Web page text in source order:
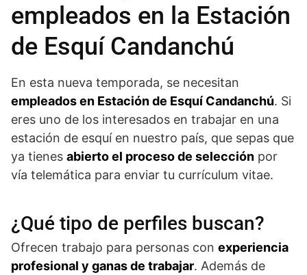
empleados en la Estación
de Esquí Candanchú
En esta nueva temporada, se necesitan
empleados en Estación de Esquí Candanchú. Si
eres uno de los interesados en trabajar en una
estación de esquí en nuestro país, que sepas que
ya tienes abierto el proceso de selección por
vía telemática para enviar tu currículum vitae.
¿Qué tipo de perfiles buscan?
Ofrecen trabajo para personas con experiencia
profesional y ganas de trabajar. Además de